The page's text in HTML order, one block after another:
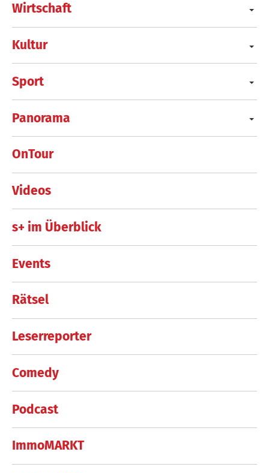
Wirtschaft
Kultur
Sport
Panorama
OnTour
Videos
s+ im Überblick
Events
Rätsel
Leserreporter
Comedy
Podcast
ImmoMARKT